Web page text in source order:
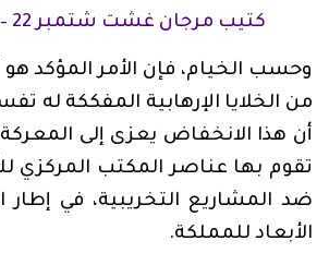
وحسب الخيام، فإن الأمر المؤكد
من الخلايا الإرهابية المفككة له
أن هذا الانخفاض يعزى إلى المعركة
تقوم بها عناصر المكتب المركزي
ضد المشاريع التخريبية، في إطار
الأبعاد للمملكة.